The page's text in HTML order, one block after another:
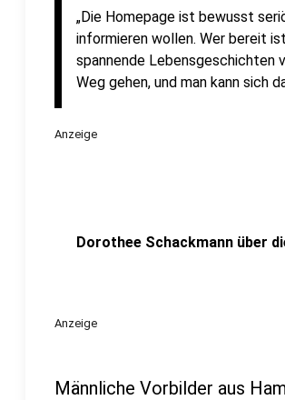
„Die Homepage ist bewusst
informieren wollen. Wer bereit
spannende Lebensgeschichten
Weg gehen, und man kann sich
Anzeige
Dorothee Schackmann über
Anzeige
Männliche Vorbilder aus